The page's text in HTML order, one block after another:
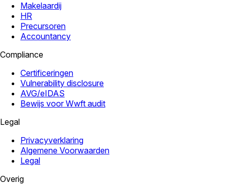
Makelaardij
HR
Precursoren
Accountancy
Compliance
Certificeringen
Vulnerability disclosure
AVG/eIDAS
Bewijs voor Wwft audit
Legal
Privacyverklaring
Algemene Voorwaarden
Legal
Overig